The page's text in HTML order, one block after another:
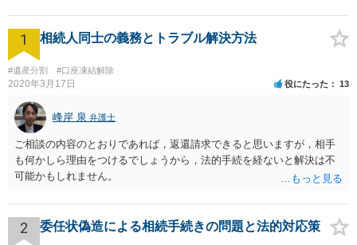
1 相続人同士の義務とトラブル解決方法
#遺産分割 #口座凍結解除
2020年3月17日 役にたった 13
峰岸 泉 弁護士
ご相談の内容のとおりであれば，返還請求できると思いますが，相手
も何かしら理由をつけるでしょうから，法的手続を経ないと解決は不
可能かもしれません。
2 委任状偽造による相続手続きの問題と法的対応策